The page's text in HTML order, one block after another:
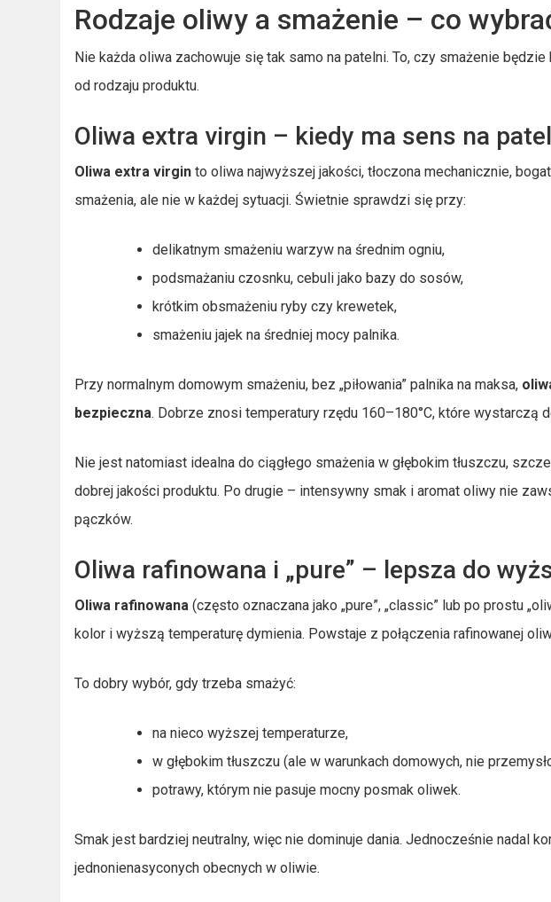
Rodzaje oliwy a smażenie – co
Nie każda oliwa zachowuje się tak samo na patelni. To, czy smażenie
od rodzaju produktu.
Oliwa extra virgin – kiedy ma sens na
Oliwa extra virgin to oliwa najwyższej jakości, tłoczona mechanicznie,
smażenia, ale nie w każdej sytuacji. Świetnie sprawdzi się przy:
delikatnym smażeniu warzyw na średnim ogniu,
podsmażaniu czosnku, cebuli jako bazy do sosów,
krótkim obsmażeniu ryby czy krewetek,
smażeniu jajek na średniej mocy palnika.
Przy normalnym domowym smażeniu, bez „piłowania” palnika na maksa,
bezpieczna. Dobrze znosi temperatury rzędu 160–180°C, które wystarczą
Nie jest natomiast idealna do ciągłego smażenia w głębokim tłuszczu,
dobrej jakości produktu. Po drugie – intensywny smak i aromat oliwy nie
pączków.
Oliwa rafinowana i „pure” – lepsza do
Oliwa rafinowana (często oznaczana jako „pure”, „classic” lub po prostu
kolor i wyższą temperaturę dymienia. Powstaje z połączenia rafinowanej
To dobry wybór, gdy trzeba smażyć:
na nieco wyższej temperaturze,
w głębokim tłuszczu (ale w warunkach domowych, nie
potrawy, którym nie pasuje mocny posmak oliwek.
Smak jest bardziej neutralny, więc nie dominuje dania. Jednocześnie nadal
jednonienasyconych obecnych w oliwie.